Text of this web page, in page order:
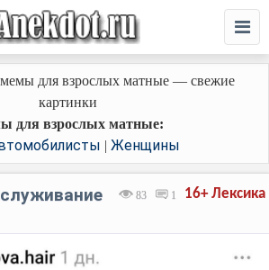
для взрослых матные — свежие
картинки
для взрослых матные:
| Женщины
Лексика
16+
83 1